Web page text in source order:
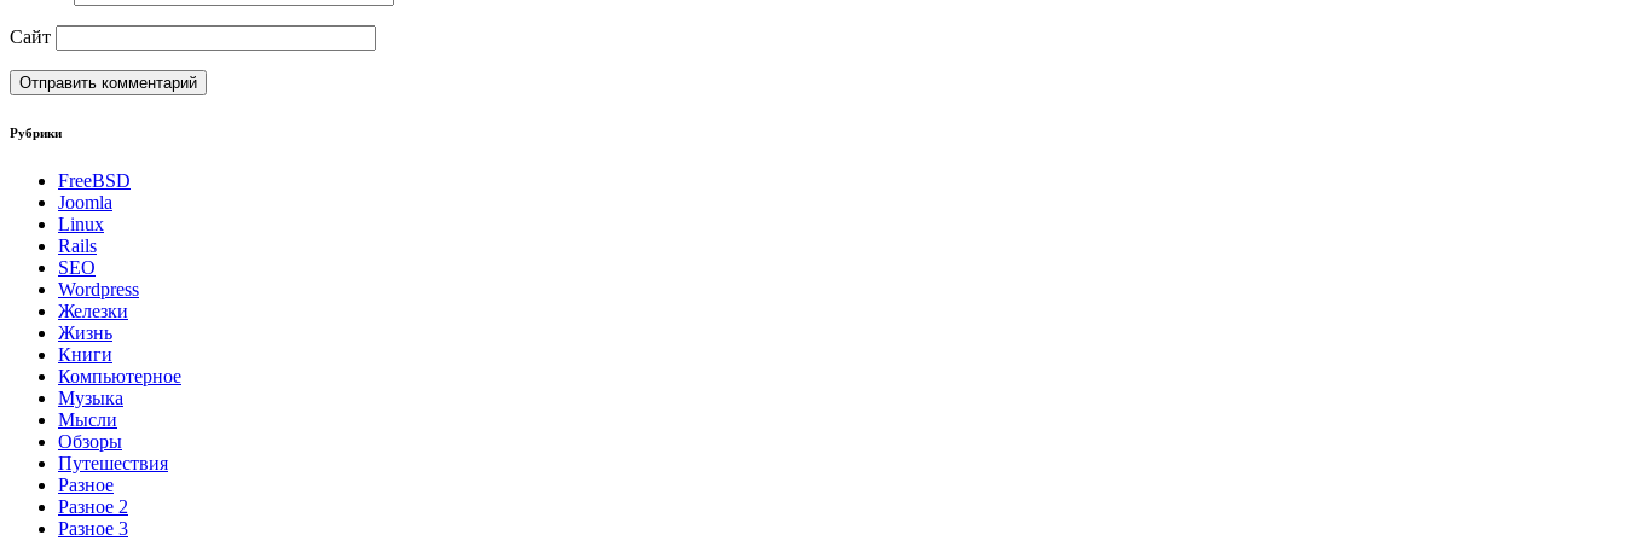
Сайт
Рубрики
FreeBSD
Joomla
Linux
Rails
SEO
Wordpress
Железки
Жизнь
Книги
Компьютерное
Музыка
Мысли
Обзоры
Путешествия
Разное
Разное 2
Разное 3